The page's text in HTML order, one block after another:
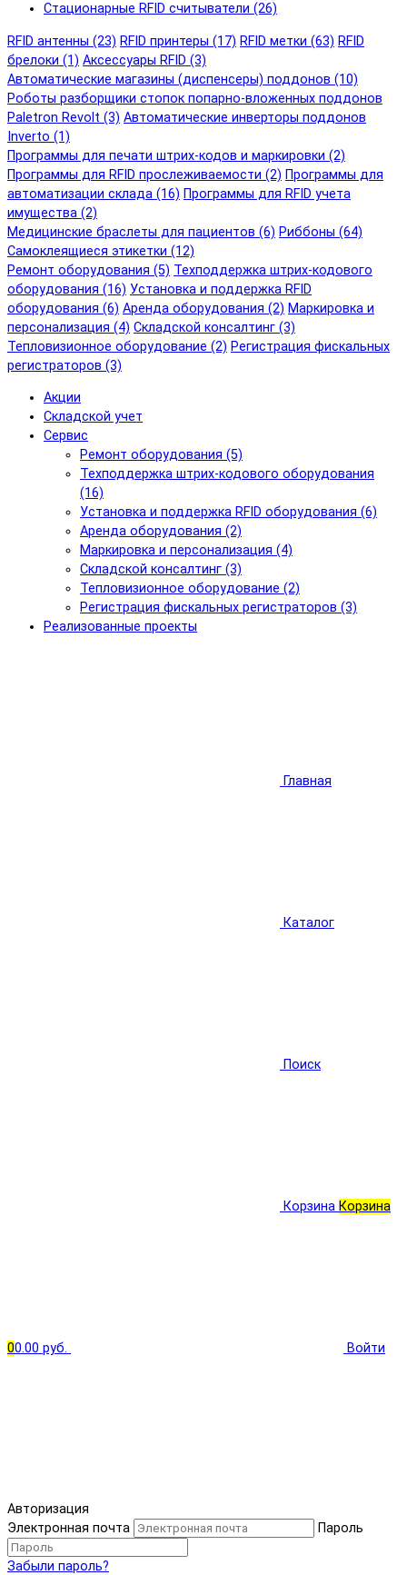
Стационарные RFID cчитыватели (26)
RFID антенны (23) RFID принтеры (17) RFID метки (63) RFID
брелоки (1) Аксессуары RFID (3)
Автоматические магазины (диспенсеры) поддонов (10)
Роботы разборщики стопок попарно-вложенных поддонов
Paletron Revolt (3) Автоматические инверторы поддонов
Inverto (1)
Программы для печати штрих-кодов и маркировки (2)
Программы для RFID прослеживаемости (2) Программы для
автоматизации склада (16) Программы для RFID учета
имущества (2)
Медицинские браслеты для пациентов (6) Риббоны (64)
Самоклеящиеся этикетки (12)
Ремонт оборудования (5) Техподдержка штрих-кодового
оборудования (16) Установка и поддержка RFID
оборудования (6) Аренда оборудования (2) Маркировка и
персонализация (4) Складской консалтинг (3)
Тепловизионное оборудование (2) Регистрация фискальных
регистраторов (3)
Акции
Складской учет
Сервис
Ремонт оборудования (5)
Техподдержка штрих-кодового оборудования
(16)
Установка и поддержка RFID оборудования (6)
Аренда оборудования (2)
Маркировка и персонализация (4)
Складской консалтинг (3)
Тепловизионное оборудование (2)
Регистрация фискальных регистраторов (3)
Реализованные проекты
Главная
Каталог
Поиск
Корзина Корзина
00.00 руб. Войти
Авторизация
Электронная почта
Пароль
Забыли пароль?